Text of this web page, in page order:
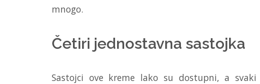
mnogo.
Četiri jednostavna sastojka
Sastojci ove kreme lako su dostupni, a